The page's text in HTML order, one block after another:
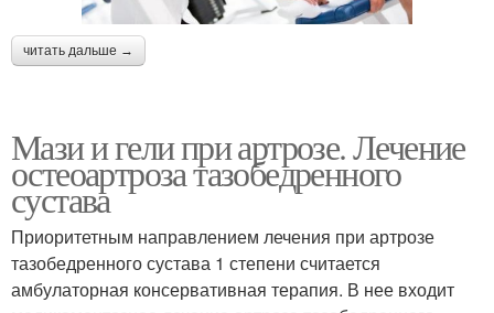
читать дальше →
Мази и гели при артрозе. Лечение
остеоартроза тазобедренного
сустава
Приоритетным направлением лечения при артрозе
тазобедренного сустава 1 степени считается
амбулаторная консервативная терапия. В нее входит